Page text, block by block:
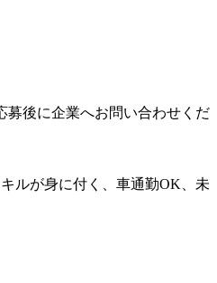
募後に企業へお問い合わせくだ
ルが身に付く、車通勤OK、未